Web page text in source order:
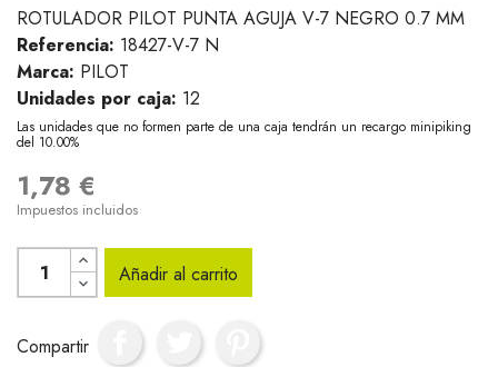
ROTULADOR PILOT PUNTA AGUJA V-7 NEGRO 0.7 MM
Referencia: 18427-V-7 N
Marca: PILOT
Unidades por caja: 12
Las unidades que no formen parte de una caja tendrán un recargo minipiking
del 10.00%
1,78 €
Impuestos incluidos
Añadir al carrito
Compartir